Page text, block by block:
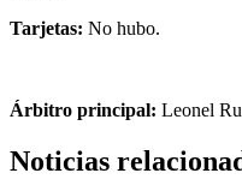
Tarjetas: No hubo.
Árbitro principal: Leonel
Noticias